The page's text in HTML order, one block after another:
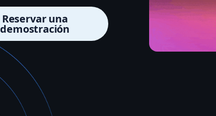
Reservar una
demostración